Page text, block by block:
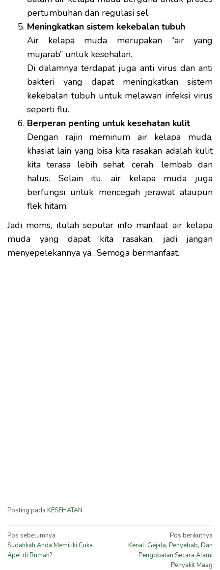
pertumbuhan dan regulasi sel.
Meningkatkan sistem kekebalan tubuh
Air kelapa muda merupakan “air yang
mujarab” untuk kesehatan.
Di dalamnya terdapat juga anti virus dan anti
bakteri yang dapat meningkatkan sistem
kekebalan tubuh untuk melawan infeksi virus
seperti flu.
Berperan penting untuk kesehatan kulit
Dengan rajin meminum air kelapa muda,
khasiat lain yang bisa kita rasakan adalah kulit
kita terasa lebih sehat, cerah, lembab dan
halus. Selain itu, air kelapa muda juga
berfungsi untuk mencegah jerawat ataupun
flek hitam.
Jadi moms, itulah seputar info manfaat air kelapa
muda yang dapat kita rasakan, jadi jangan
menyepelekannya ya…Semoga bermanfaat.
Posting pada KESEHATAN
Navigasi
pos
Pos sebelumnya
Sudahkah Anda Memiliki Cuka
Apel di Rumah?
Pos berikutnya
Kenali Gejala, Penyebab, Dan
Pengobatan Secara Alami
Penyakit Maag